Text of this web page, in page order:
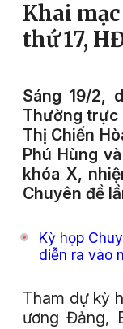
Khai
thứ 17,
Sáng 19/2,
Thường trực
Thị Chiến
Phú Hùng
khóa X,
Chuyên đề
Kỳ họp
diễn ra vào
Tham dự kỳ
ương Đảng,